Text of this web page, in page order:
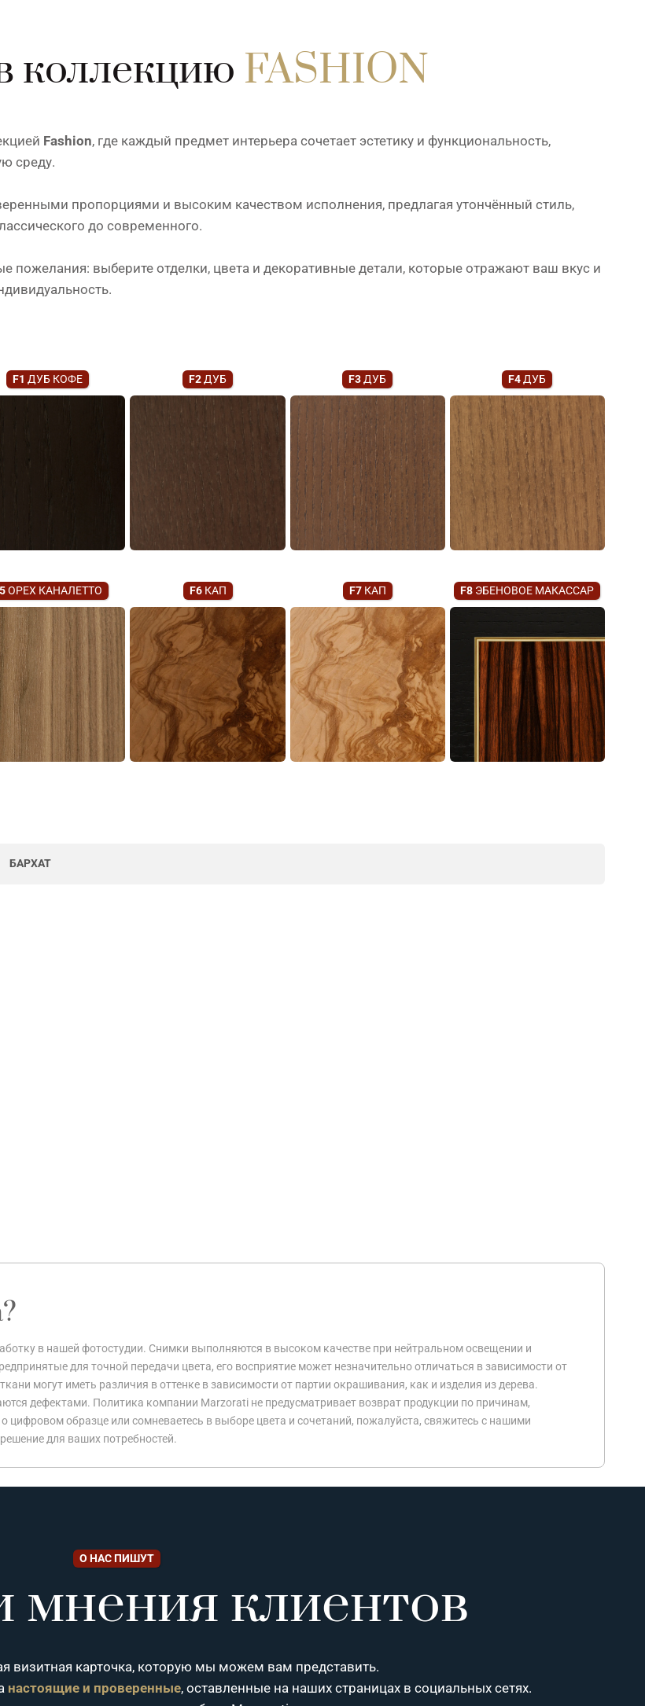
коллекцию FASHION
Fashion, где каждый предмет интерьера сочетает эстетику и функциональность,
среду.
пропорциями и высоким качеством исполнения, предлагая утончённый стиль,
до современного.
выберите отделки, цвета и декоративные детали, которые отражают ваш вкус и
F1ДУБ КОФЕ F2ДУБ F3ДУБ F4ДУБ
ОРЕХ КАНАЛЕТТО F6 КАП F7 КАП F8 ЭБЕНОВОЕ МАКАССАР
БАРХАТ
в нашей фотостудии. Снимки выполняются в высоком качестве при нейтральном освещении и
для точной передачи цвета, его восприятие может незначительно отличаться в зависимости от
могут иметь различия в оттенке в зависимости от партии окрашивания, как и изделия из дерева.
дефектами. Политика компании Marzorati не предусматривает возврат продукции по причинам,
образце или сомневаетесь в выборе цвета и сочетаний, пожалуйста, свяжитесь с нашими
для ваших потребностей.
О НАС ПИШУТ
клиентов
визитная карточка, которую мы можем вам представить.
настоящие и проверенные, оставленные на наших страницах в социальных сетях.